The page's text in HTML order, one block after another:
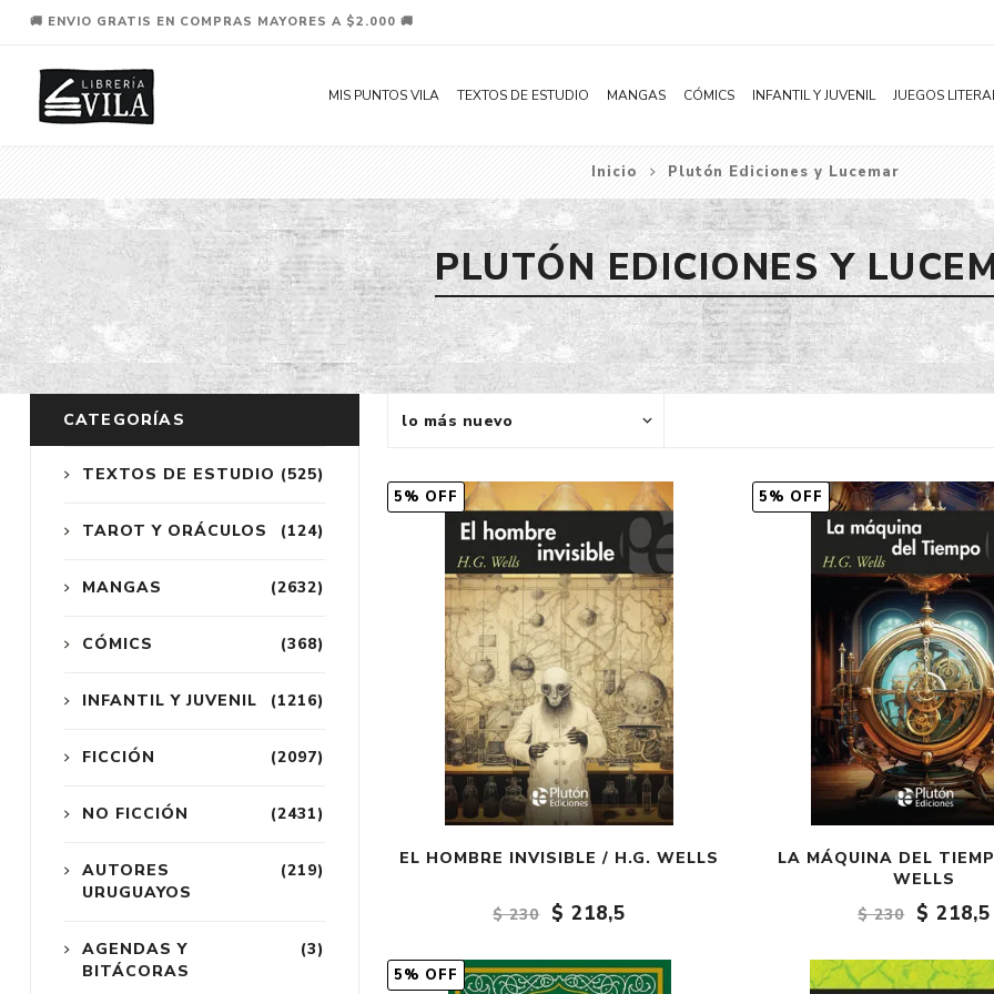
🚚 ENVIO GRATIS EN COMPRAS MAYORES A $2.000 🚚
MIS PUNTOS VILA TEXTOS DE ESTUDIO MANGAS
Novelas
Shonen
Shojo
Seinen
Josei
Yaoi / BL
Subcategoría
Acción
Aventura
Bélico
Ciencia ficción
Comedia
Distopía
Ecchi
Fantasía
Fantasía oscura
Gore
Ver todo
CÓMICS INFANTIL Y JUVENIL
Literatura Infantil
Literatura Juvenil
JUEGOS
Inicio Plutón Ediciones y Lucemar
PLUTÓN EDICIONES Y
5% OFF
EL HOMBRE INVISIBLE / H.G. WELLS
$ 230 $ 218,5
5% OFF
LA MÁQUINA DEL
WELLS
$ 230
$ 218,5
5% OFF
CATEGORÍAS
(525)
TEXTOS DE ESTUDIO
(124)
TAROT Y ORÁCULOS
(2632)
MANGAS
(368)
CÓMICS
(1216)
INFANTIL Y JUVENIL
(2097)
FICCIÓN
(2431)
NO FICCIÓN
(219)
AUTORES
URUGUAYOS
(3)
AGENDAS Y
BITÁCORAS